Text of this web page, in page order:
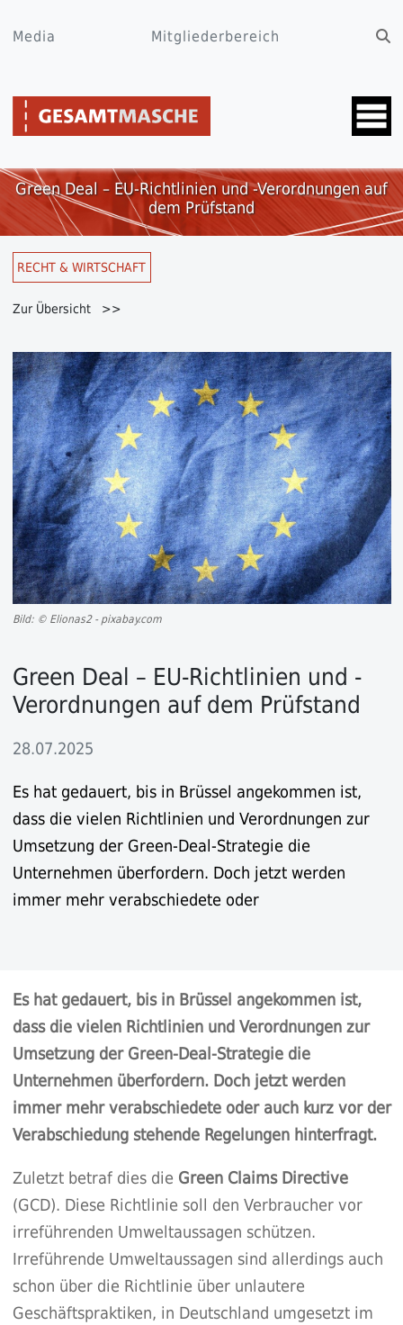
Media Mitgliederbereich
Green Deal – EU-Richtlinien und -Verordnungen auf
dem Prüfstand
RECHT & WIRTSCHAFT
Zur Übersicht >>
Bild: © Elionas2 - pixabay.com
Green Deal – EU-Richtlinien und -
Verordnungen auf dem Prüfstand
28.07.2025
Es hat gedauert, bis in Brüssel angekommen ist,
dass die vielen Richtlinien und Verordnungen zur
Umsetzung der Green-Deal-Strategie die
Unternehmen überfordern. Doch jetzt werden
immer mehr verabschiedete oder
Es hat gedauert, bis in Brüssel angekommen ist,
dass die vielen Richtlinien und Verordnungen zur
Umsetzung der Green-Deal-Strategie die
Unternehmen überfordern. Doch jetzt werden
immer mehr verabschiedete oder auch kurz vor der
Verabschiedung stehende Regelungen hinterfragt.
Zuletzt betraf dies die Green Claims Directive
(GCD). Diese Richtlinie soll den Verbraucher vor
irreführenden Umweltaussagen schützen.
Irreführende Umweltaussagen sind allerdings auch
schon über die Richtlinie über unlautere
Geschäftspraktiken, in Deutschland umgesetzt im